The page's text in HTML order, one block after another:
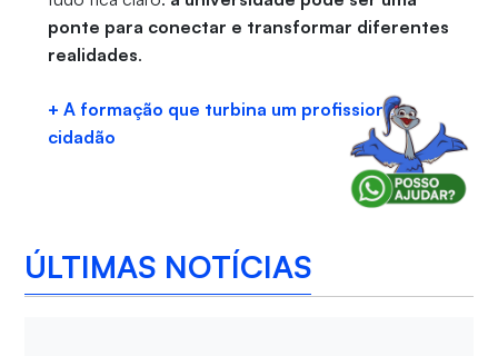
ponte para conectar e transformar diferentes
realidades.
+ A formação que turbina um profissional
cidadão
ÚLTIMAS NOTÍCIAS